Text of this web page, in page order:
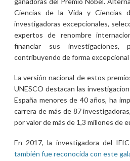
Ciencias de la Vida y Ciencias
investigadoras excepcionales,
expertos de renombre
financiar sus investigaciones,
contribuyendo de forma
La versión nacional de estos
UNESCO destacan las
España menores de 40 años, ha
carrera de más de 87
por valor de más de 1,3 millones de
En 2017, la investigadora del IFIC
también fue reconocida con este